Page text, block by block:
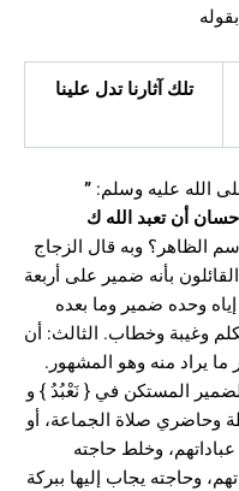
تلك آثارنا تدل علينا
الله عليه وسلم: ”
أن تعبد الله ك
الظاهر؟ وبه قال الزجاج
بأنه ضمير على أربعة
وحده ضمير وما بعده
وغيبة وخطاب. الثالث: أن
يراد منه وهو المشهور.
المستكن في { نَعْبُدُ } و
وحاضري صلاة الجماعة، أو
وخلط حاجته
وحاجته يجاب إليها ببركة